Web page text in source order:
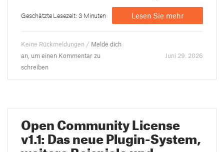
Geschätzte Lesezeit: 3 Minuten Lesen Sie mehr
Keine Rückmeldungen / Melde dich
an, um einen Kommentar zu
schreiben
Juni 29. 2026
Open Community License
v1.1: Das neue Plugin-System,